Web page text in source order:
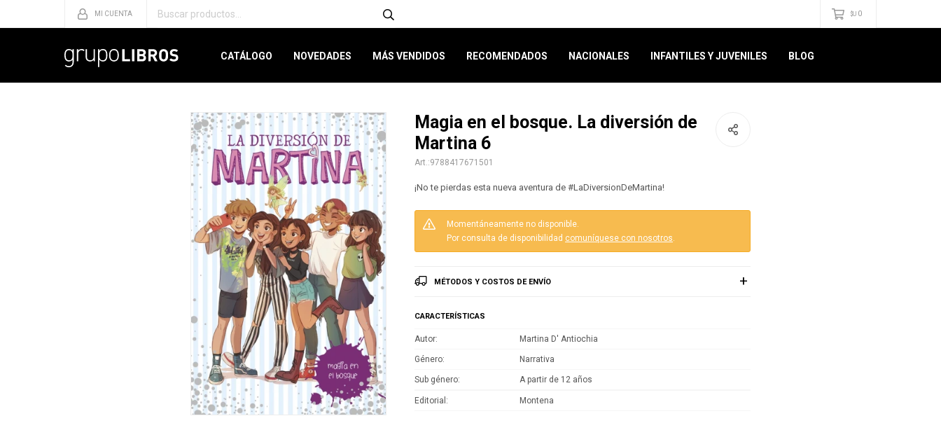
CATÁLOGO NOVEDADES MÁS VENDIDOS RECOMENDADOS NACIONALES INFANTILES Y JUVENILES BLOG
$U 0
Magia en el bosque. La diversión de
Martina 6
9788417671501
¡No te pierdas esta nueva aventura de #LaDiversionDeMartina!
Momentáneamente no disponible.
Por consulta de disponibilidad comuníquese con nosotros.
MÉTODOS Y COSTOS DE ENVÍO
CARACTERÍSTICAS
Autor Martina D' Antiochia
Género Narrativa
Sub género A partir de 12 años
Editorial Montena